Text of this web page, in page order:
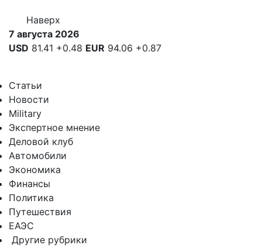
Наверх
7 августа 2026
USD 81.41 +0.48 EUR 94.06 +0.87
Статьи
Новости
Military
Экспертное мнение
Деловой клуб
Автомобили
Экономика
Финансы
Политика
Путешествия
ЕАЭС
Другие рубрики